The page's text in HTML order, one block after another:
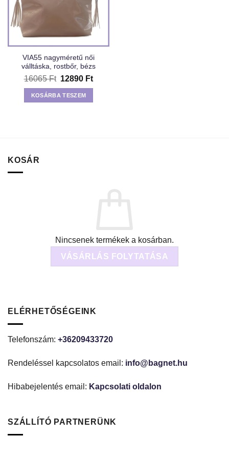
VIA55 nagyméretű női
válltáska, rostbőr, bézs
16065Ft Original
price
was:
16065 Ft.
12890 FtCurrent
price
12890 Ft.
KOSÁRBA TESZEM
KOSÁR
Nincsenek termékek a kosárban.
VÁSÁRLÁS FOLYTATÁSA
ELÉRHETŐSÉGEINK
Telefonszám: +36209433720
Rendeléssel kapcsolatos email: info@bagnet.hu
Hibabejelentés email: Kapcsolati oldalon
SZÁLLÍTÓ PARTNERÜNK